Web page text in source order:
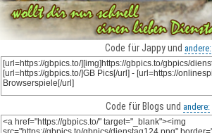
Code für Jappy und andere:
Code für Blogs und andere: